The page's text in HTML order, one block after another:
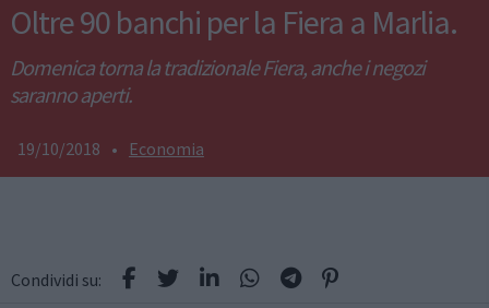
Oltre 90 banchi per la Fiera a Marlia.
Domenica torna la tradizionale Fiera, anche i negozi
saranno aperti.
19/10/2018 • Economia
Condividi su: